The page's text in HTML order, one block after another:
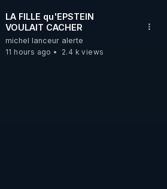
DES PARTENAIRES
LA FILLE qu'EPSTEIN
VOULAIT CACHER
michel lanceur alerte
11 hours ago
2.4 k views